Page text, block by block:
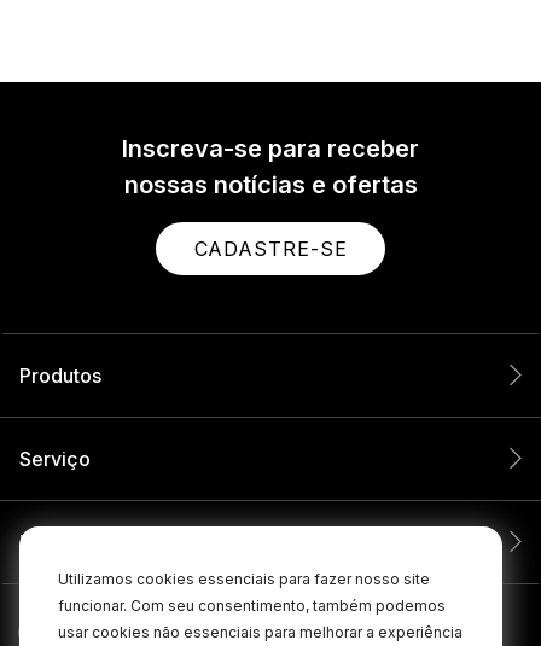
Utilizamos cookies essenciais para fazer nosso site
funcionar. Com seu consentimento, também podemos
usar cookies não essenciais para melhorar a experiência
Inscreva-se para receber
nossas notícias e ofertas
CADASTRE-SE
Produtos
Serviço
Empresa